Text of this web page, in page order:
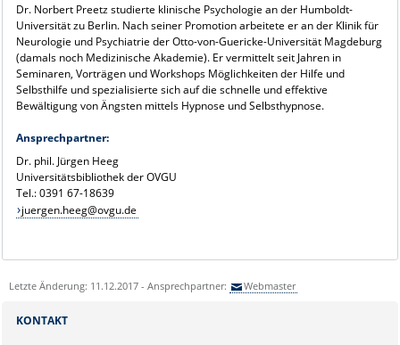
Dr. Norbert Preetz studierte klinische Psychologie an der Humboldt-
Universität zu Berlin. Nach seiner Promotion arbeitete er an der Klinik für
Neurologie und Psychiatrie der Otto-von-Guericke-Universität Magdeburg
(damals noch Medizinische Akademie). Er vermittelt seit Jahren in
Seminaren, Vorträgen und Workshops Möglichkeiten der Hilfe und
Selbsthilfe und spezialisierte sich auf die schnelle und effektive
Bewältigung von Ängsten mittels Hypnose und Selbsthypnose.
Ansprechpartner:
Dr. phil. Jürgen Heeg
Universitätsbibliothek der OVGU
Tel.: 0391 67-18639
juergen.heeg@ovgu.de
Letzte Änderung: 11.12.2017 - Ansprechpartner: Webmaster
KONTAKT